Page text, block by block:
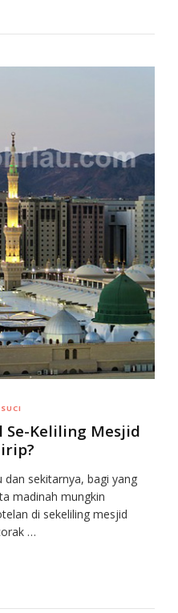
Keliling Mesjid
sekitarnya, bagi yang
madinah mungkin
di sekeliling mesjid
…